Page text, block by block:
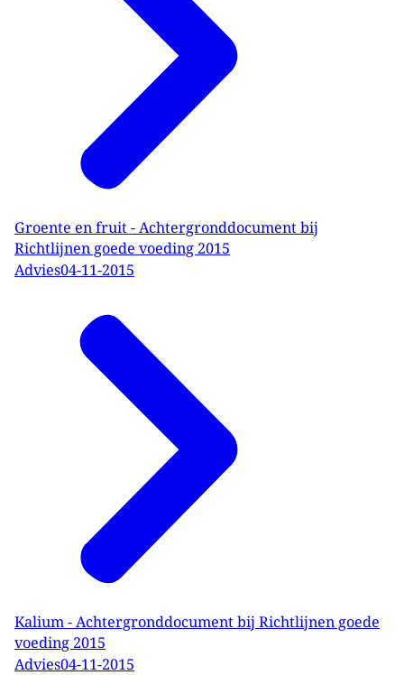
Groente en fruit - Achtergronddocument bij
Richtlijnen goede voeding 2015
Advies04-11-2015
Kalium - Achtergronddocument bij Richtlijnen goede
voeding 2015
Advies04-11-2015